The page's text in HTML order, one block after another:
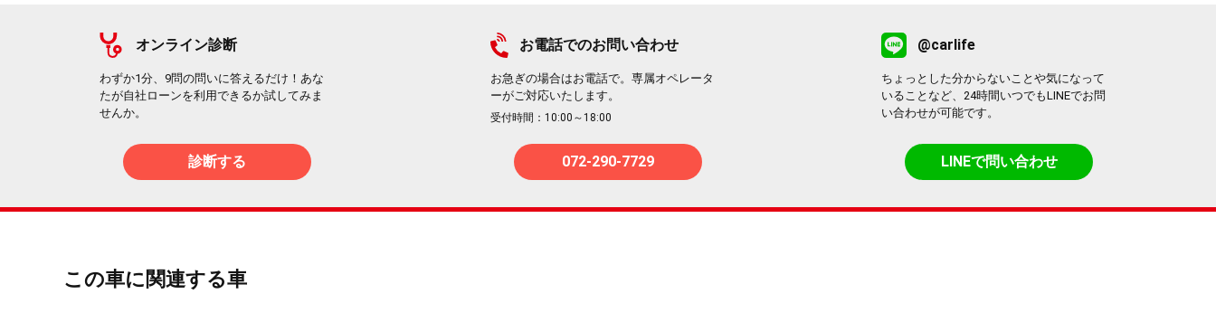
オンライン診断
わずか1分、9問の問いに答えるだけ！あな
たが自社ローンを利用できるか試してみま
せんか。
診断する
お電話でのお問い合わせ
お急ぎの場合はお電話で。専属オペレータ
ーがご対応いたします。
受付時間：10:00～18:00
072-290-7729
@carlife
ちょっとした分からないことや気になって
いることなど、24時間いつでもLINEでお問
い合わせが可能です。
LINEで問い合わせ
この車に関連する車